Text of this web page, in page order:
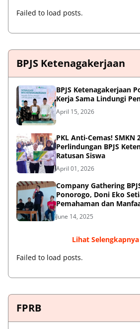
Failed to load posts.
BPJS Ketenagakerjaan
BPJS Ketenagakerjaan
Kerja Sama Lindungi
April 15, 2026
PKL Anti-Cemas! SMKN
Perlindungan BPJS
Ratusan Siswa
April 01, 2026
Company Gathering
Ponorogo, Doni Eko
Pemahaman dan
June 14, 2025
Lihat Selengkapnya
Failed to load posts.
FPRB